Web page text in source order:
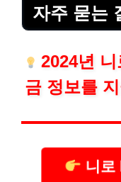
자주 묻는
2024년
금 정보를
니로